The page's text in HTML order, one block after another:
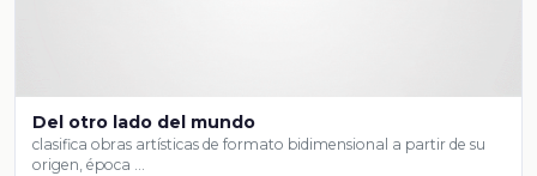
Del otro lado del mundo
clasifica obras artísticas de formato bidimensional a partir de su
origen, época …